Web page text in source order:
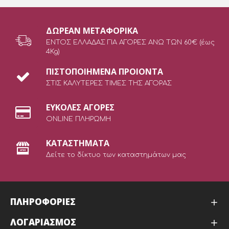
ΔΩΡEAN ΜΕΤΑΦΟΡΙΚΑ
ΕΝΤΟΣ ΕΛΛΑΔΑΣ ΓΙΑ ΑΓΟΡΕΣ ΑΝΩ ΤΩΝ 60€ (έως
4Kg)
ΠΙΣΤΟΠΟΙΗΜΕΝΑ ΠΡΟΙΟΝΤΑ
ΣΤΙΣ ΚΑΛΥΤΕΡΕΣ ΤΙΜΕΣ ΤΗΣ ΑΓΟΡΑΣ
ΕΥΚΟΛΕΣ ΑΓΟΡΕΣ
ONLINE ΠΛΗΡΩΜΗ
ΚΑΤΑΣΤΗΜΑΤΑ
Δείτε το δίκτυο των καταστημάτων μας
ΠΛΗΡΟΦΟΡΙΕΣ
ΛΟΓΑΡΙΑΣΜΟΣ